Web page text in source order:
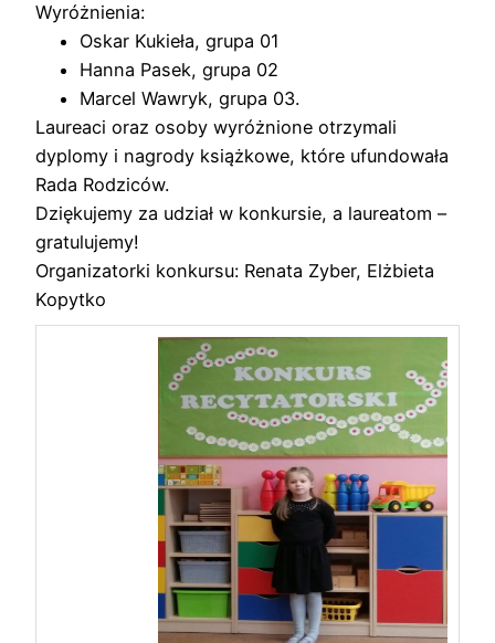
Wyróżnienia:
Oskar Kukieła, grupa 01
Hanna Pasek, grupa 02
Marcel Wawryk, grupa 03.
Laureaci oraz osoby wyróżnione otrzymali
dyplomy i nagrody książkowe, które ufundowała
Rada Rodziców.
Dziękujemy za udział w konkursie, a laureatom –
gratulujemy!
Organizatorki konkursu: Renata Zyber, Elżbieta
Kopytko